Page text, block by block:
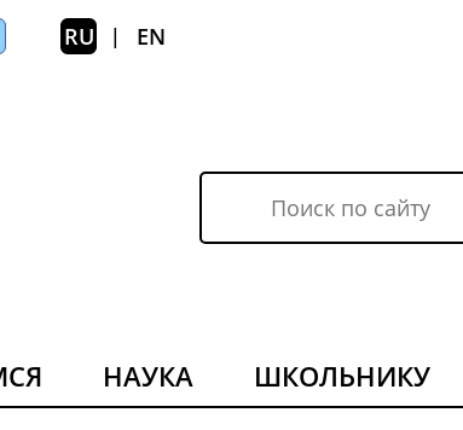
RU EN
НАУКА ШКОЛЬНИКУ